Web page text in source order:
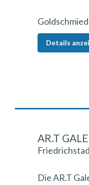
Details
AR.T
Die AR.T